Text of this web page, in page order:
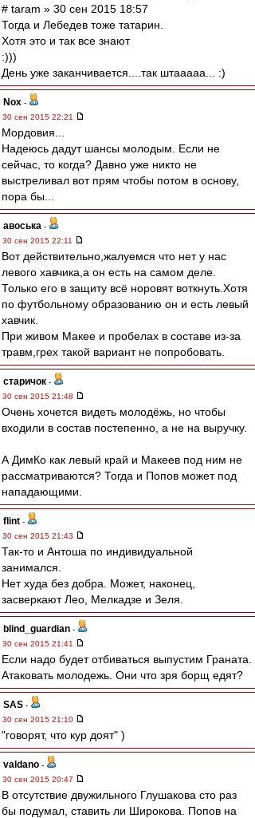
# taram » 30 сен 2015 18:57
Тогда и Лебедев тоже татарин.
Хотя это и так все знают
:)))
День уже заканчивается....так штааааа... :)
Nox -
30 сен 2015 22:21
Мордовия...
Надеюсь дадут шансы молодым. Если не
сейчас, то когда? Давно уже никто не
выстреливал вот прям чтобы потом в основу,
пора бы...
авоська -
30 сен 2015 22:11
Вот действительно,жалуемся что нет у нас
левого хавчика,а он есть на самом деле.
Только его в защиту всё норовят воткнуть.Хотя
по футбольному образованию он и есть левый
хавчик.
При живом Макее и пробелах в составе из-за
травм,грех такой вариант не попробовать.
старичок -
30 сен 2015 21:48
Очень хочется видеть молодёжь, но чтобы
входили в состав постепенно, а не на выручку.
А ДимКо как левый край и Макеев под ним не
рассматриваются? Тогда и Попов может под
нападающими.
flint -
30 сен 2015 21:43
Так-то и Антоша по индивидуальной
занимался.
Нет худа без добра. Может, наконец,
засверкают Лео, Мелкадзе и Зеля.
blind_guardian -
30 сен 2015 21:41
Если надо будет отбиваться выпустим Граната.
Атаковать молодежь. Они что зря борщ едят?
SAS -
30 сен 2015 21:10
"говорят, что кур доят" )
valdano -
30 сен 2015 20:47
В отсутствие двужильного Глушакова сто раз
бы подумал, ставить ли Широкова. Попов на